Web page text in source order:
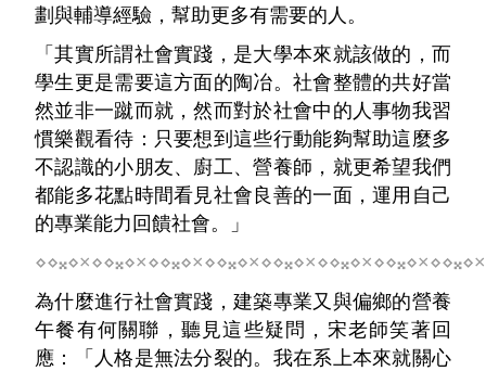
劃與輔導經驗，幫助更多有需要的人。
「其實所謂社會實踐，是大學本來就該做的，而
學生更是需要這方面的陶冶。社會整體的共好當
然並非一蹴而就，然而對於社會中的人事物我習
慣樂觀看待：只要想到這些行動能夠幫助這麼多
不認識的小朋友、廚工、營養師，就更希望我們
都能多花點時間看見社會良善的一面，運用自己
的專業能力回饋社會。」
為什麼進行社會實踐，建築專業又與偏鄉的營養
午餐有何關聯，聽見這些疑問，宋老師笑著回
應：「人格是無法分裂的。我在系上本來就關心